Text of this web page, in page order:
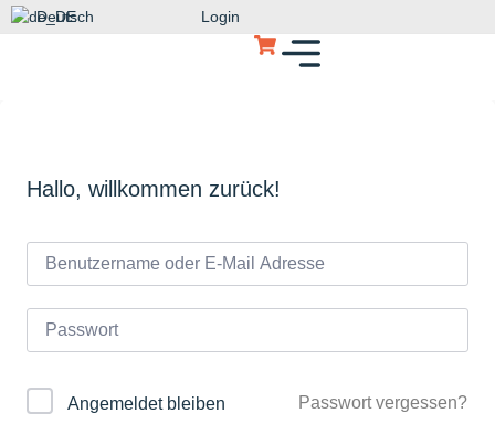
Deutsch Login
Hallo, willkommen zurück!
Angemeldet bleiben Passwort vergessen?